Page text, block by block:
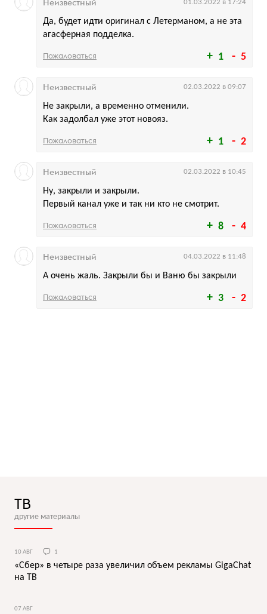
1 5
Да, будет идти оригинал с Летерманом, а не эта
агасферная подделка.
Неизвестный 01.03.2022 в 17:24
Пожаловаться
1 2
Не закрыли, а временно отменили.
Как задолбал уже этот новояз.
Неизвестный 02.03.2022 в 09:07
Пожаловаться
8 4
Ну, закрыли и закрыли.
Первый канал уже и так ни кто не смотрит.
Неизвестный 02.03.2022 в 10:45
Пожаловаться
3 2
А очень жаль. Закрыли бы и Ваню бы закрыли
Неизвестный 04.03.2022 в 11:48
Пожаловаться
ТВ
другие материалы
10 АВГ 1
«Сбер» в четыре раза увеличил объем рекламы GigaChat
на ТВ
07 АВГ